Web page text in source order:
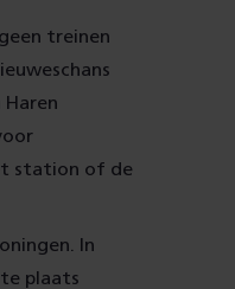
treinen
Haren
station of de
In
plaats